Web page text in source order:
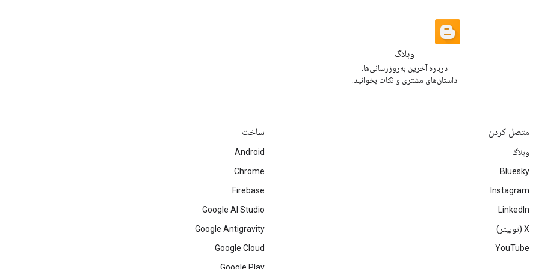
وبلاگ
درباره آخرین به‌روزرسانی‌ها،
داستان‌های مشتری و نکات بخوانید.
متصل کردن
وبلاگ
Bluesky
Instagram
LinkedIn
‫X (توییتر)
YouTube
ساخت
Android
Chrome
Firebase
Google AI Studio
Google Antigravity
Google Cloud